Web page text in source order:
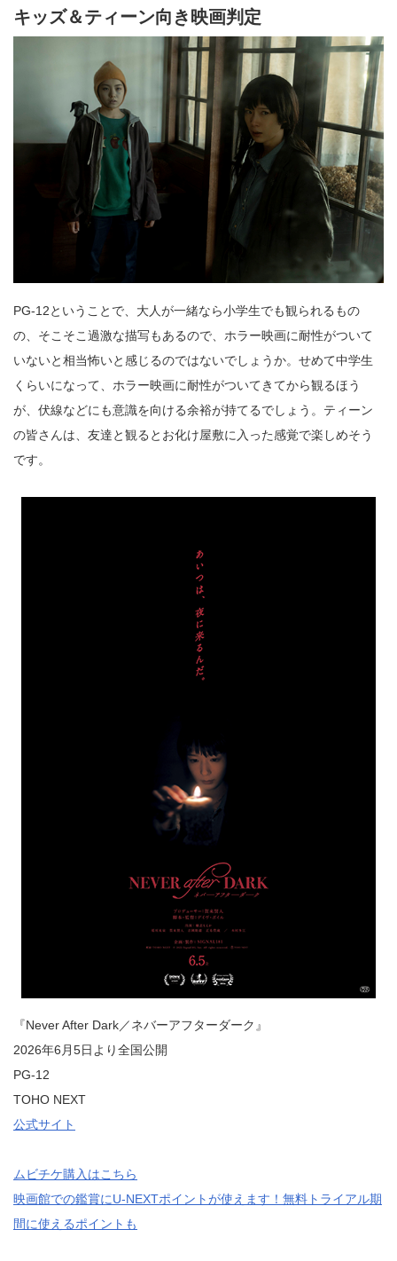
キッズ＆ティーン向き映画判定
PG-12ということで、大人が一緒なら小学生でも観られるもの
の、そこそこ過激な描写もあるので、ホラー映画に耐性がついて
いないと相当怖いと感じるのではないでしょうか。せめて中学生
くらいになって、ホラー映画に耐性がついてきてから観るほう
が、伏線などにも意識を向ける余裕が持てるでしょう。ティーン
の皆さんは、友達と観るとお化け屋敷に入った感覚で楽しめそう
です。
『Never After Dark／ネバーアフターダーク』
2026年6月5日より全国公開
PG-12
TOHO NEXT
公式サイト
ムビチケ購入はこちら
映画館での鑑賞にU-NEXTポイントが使えます！無料トライアル期
間に使えるポイントも